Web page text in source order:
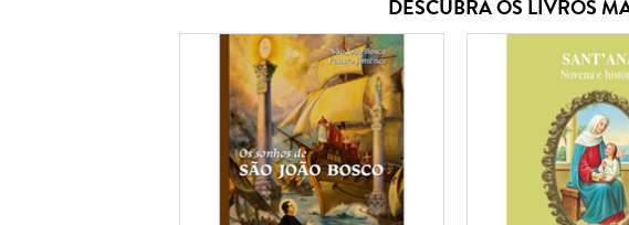
DESCUBRA OS LIVROS